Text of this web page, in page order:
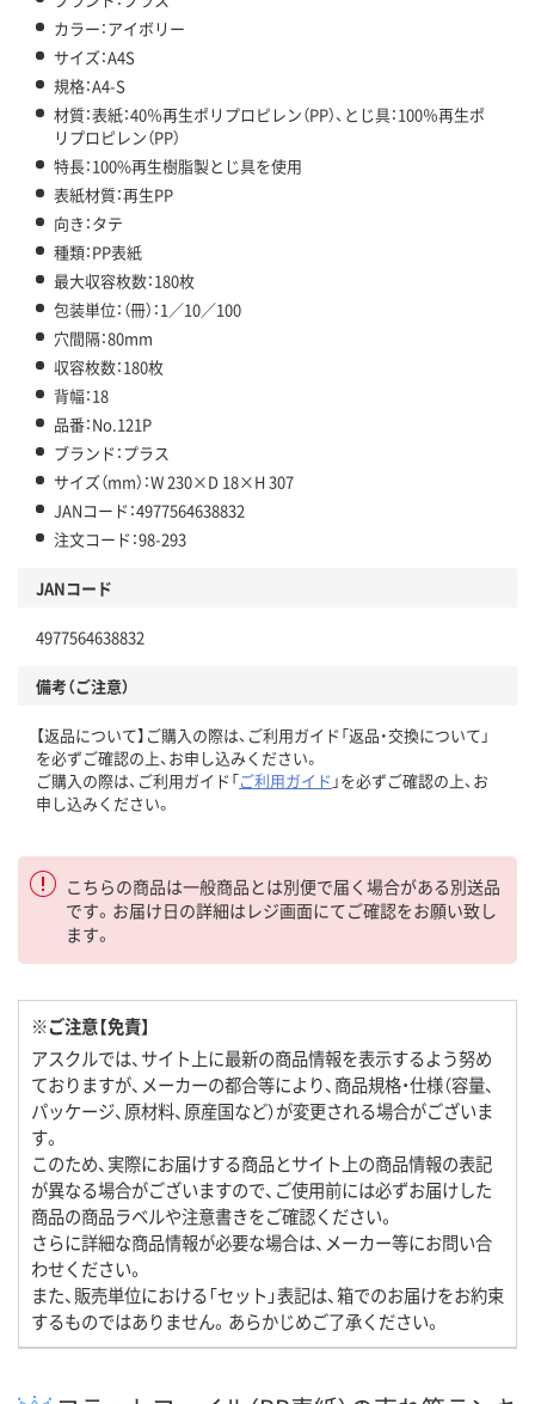
カラー：アイボリー
サイズ：A4S
規格：A4-S
材質：表紙：40％再生ポリプロピレン（PP）、とじ具：100％再生ポ
リプロピレン（PP）
特長：100%再生樹脂製とじ具を使用
表紙材質：再生PP
向き：タテ
種類：PP表紙
最大収容枚数：180枚
包装単位：（冊）：1／10／100
穴間隔：80mm
収容枚数：180枚
背幅：18
品番：No.121P
ブランド：プラス
サイズ（mm）：W 230×D 18×H 307
JANコード：4977564638832
注文コード：98-293
JANコード
4977564638832
備考（ご注意）
【返品について】ご購入の際は、ご利用ガイド「返品・交換について」
を必ずご確認の上、お申し込みください。
ご購入の際は、ご利用ガイド「ご利用ガイド 」を必ずご確認の上、お
申し込みください。
こちらの商品は一般商品とは別便で届く場合がある別送品
です。お届け日の詳細はレジ画面にてご確認をお願い致し
ます。
※ご注意【免責】
アスクルでは、サイト上に最新の商品情報を表示するよう努め
ておりますが、メーカーの都合等により、商品規格・仕様（容量、
パッケージ、原材料、原産国など）が変更される場合がございま
す。
このため、実際にお届けする商品とサイト上の商品情報の表記
が異なる場合がございますので、ご使用前には必ずお届けした
商品の商品ラベルや注意書きをご確認ください。
さらに詳細な商品情報が必要な場合は、メーカー等にお問い合
わせください。
また、販売単位における「セット」表記は、箱でのお届けをお約束
するものではありません。あらかじめご了承ください。